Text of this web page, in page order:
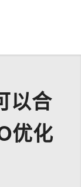
以合
优化